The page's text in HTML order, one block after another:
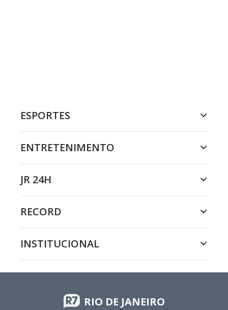
ESPORTES
ENTRETENIMENTO
JR 24H
RECORD
INSTITUCIONAL
RIO DE JANEIRO